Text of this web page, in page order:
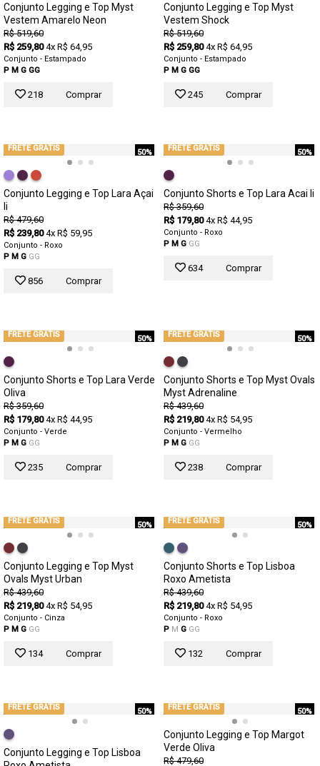
Conjunto Legging e Top Myst
Vestem Amarelo Neon
R$ 519,60
R$ 259,80 4x R$ 64,95
Conjunto - Estampado
P M G GG
218 Comprar
Conjunto Legging e Top Myst
Vestem Shock
R$ 519,60
R$ 259,80 4x R$ 64,95
Conjunto - Estampado
P M G GG
245 Comprar
50%
FRETE GRÁTIS
Conjunto Legging e Top Lara Açai
Ii
R$ 479,60
R$ 239,80 4x R$ 59,95
Conjunto - Roxo
P M G GG
856 Comprar
50%
FRETE GRÁTIS
Conjunto Shorts e Top Lara Acai Ii
R$ 359,60
R$ 179,80 4x R$ 44,95
Conjunto - Roxo
P M G GG
634 Comprar
50%
FRETE GRÁTIS
Conjunto Shorts e Top Lara Verde
Oliva
R$ 359,60
R$ 179,80 4x R$ 44,95
Conjunto - Verde
P M G GG
235 Comprar
50%
FRETE GRÁTIS
Conjunto Shorts e Top Myst Ovals
Myst Adrenaline
R$ 439,60
R$ 219,80 4x R$ 54,95
Conjunto - Vermelho
P M G GG
238 Comprar
50%
FRETE GRÁTIS
Conjunto Legging e Top Myst
Ovals Myst Urban
R$ 439,60
R$ 219,80 4x R$ 54,95
Conjunto - Cinza
P M G GG
134 Comprar
50%
FRETE GRÁTIS
Conjunto Shorts e Top Lisboa
Roxo Ametista
R$ 439,60
R$ 219,80 4x R$ 54,95
Conjunto - Roxo
P M G GG
132 Comprar
50%
FRETE GRÁTIS
Conjunto Legging e Top Lisboa
50%
FRETE GRÁTIS
Conjunto Legging e Top Margot
Verde Oliva
R$ 479,60